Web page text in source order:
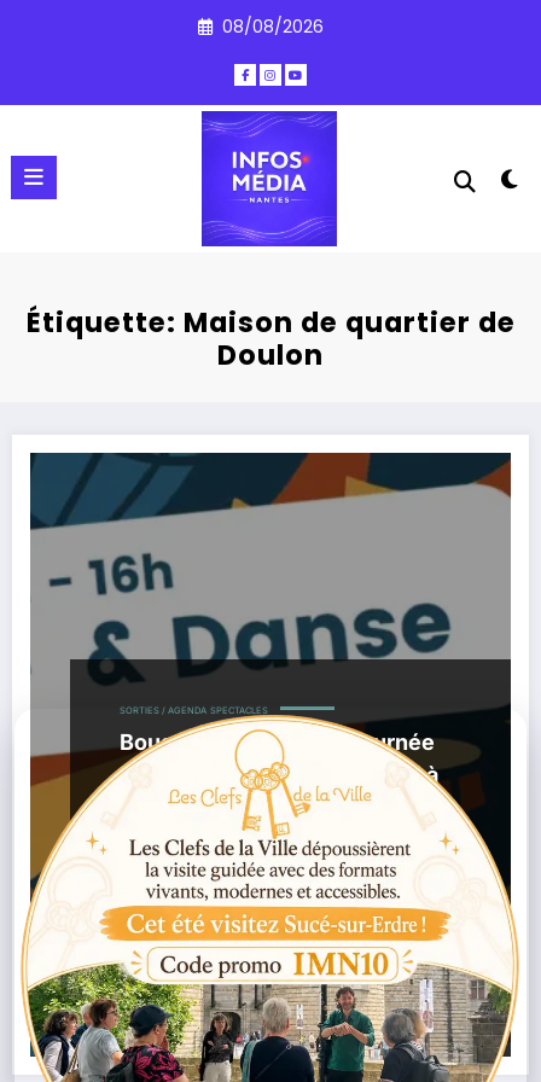
08/08/2026
Étiquette: Maison de quartier de
Doulon
SORTIES / AGENDA SPECTACLES
Bouge les lignes : une journée
culturelle inclusive le 28 mai à
Nantes
17/05/2026 APF France Handicap,Bouge Les
Lignes Nantes, Concert Inclusif ,Culture Inclusive
Événement Nantes,Handicap Nantes,La Marrière
Maison De Quartier De Doulon
Lire la suite